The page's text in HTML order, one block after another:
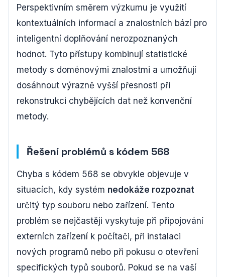
Perspektivním směrem výzkumu je využití
kontextuálních informací a znalostních bází pro
inteligentní doplňování nerozpoznaných
hodnot. Tyto přístupy kombinují statistické
metody s doménovými znalostmi a umožňují
dosáhnout výrazně vyšší přesnosti při
rekonstrukci chybějících dat než konvenční
metody.
Řešení problémů s kódem 568
Chyba s kódem 568 se obvykle objevuje v
situacích, kdy systém nedokáže rozpoznat
určitý typ souboru nebo zařízení. Tento
problém se nejčastěji vyskytuje při připojování
externích zařízení k počítači, při instalaci
nových programů nebo při pokusu o otevření
specifických typů souborů. Pokud se na vaší